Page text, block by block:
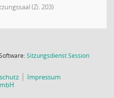
(Zi. 203)
SitzungsdienstSession(Wird in
Impressum